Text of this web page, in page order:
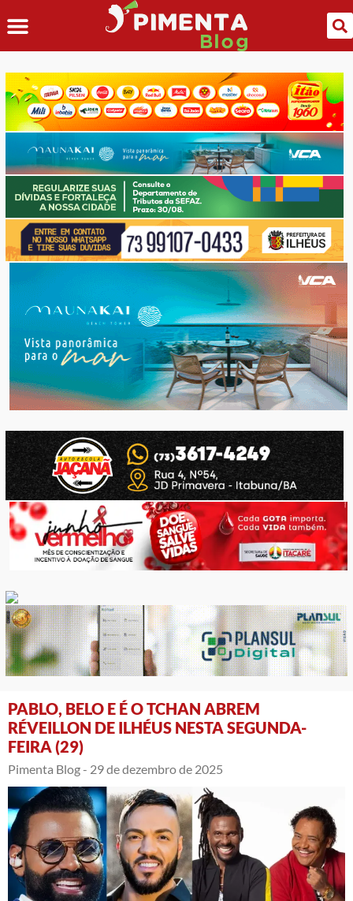
PABLO, BELO E É O TCHAN ABREM
RÉVEILLON DE ILHÉUS NESTA SEGUNDA-
FEIRA (29)
Pimenta Blog - 29 de dezembro de 2025